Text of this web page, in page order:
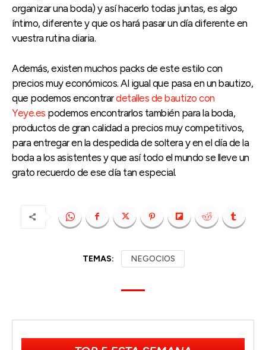
organizar una boda) y así hacerlo todas juntas, es algo
íntimo, diferente y que os hará pasar un día diferente en
vuestra rutina diaria.
Además, existen muchos packs de este estilo con
precios muy económicos. Al igual que pasa en un bautizo,
que podemos encontrardetalles de bautizo con
Yeye.es podemos encontrarlos también para la boda,
productos de gran calidad a precios muy competitivos,
para entregar en la despedida de soltera y en el día de la
boda a los asistentes y que así todo el mundo se lleve un
grato recuerdo de ese día tan especial.
TEMAS: NEGOCIOS